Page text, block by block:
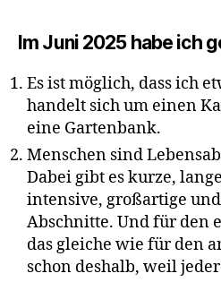
Im Juni 2025 habe ich
Es ist möglich, dass ich
handelt sich um einen
eine Gartenbank.
Menschen sind
Dabei gibt es kurze,
intensive, großartige
Abschnitte. Und für den
das gleiche wie für den
schon deshalb, weil